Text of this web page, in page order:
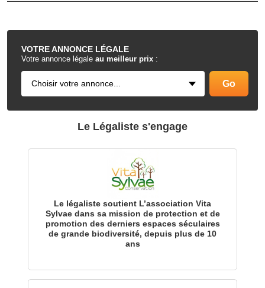
VOTREANNONCE LÉGALE
Votre annonce légale au meilleur prix :
.
Le Légaliste s'engage
Le légaliste soutient L’association Vita
Sylvae dans sa mission de protection et de
promotion des derniers espaces séculaires
de grande biodiversité, depuis plus de 10
ans